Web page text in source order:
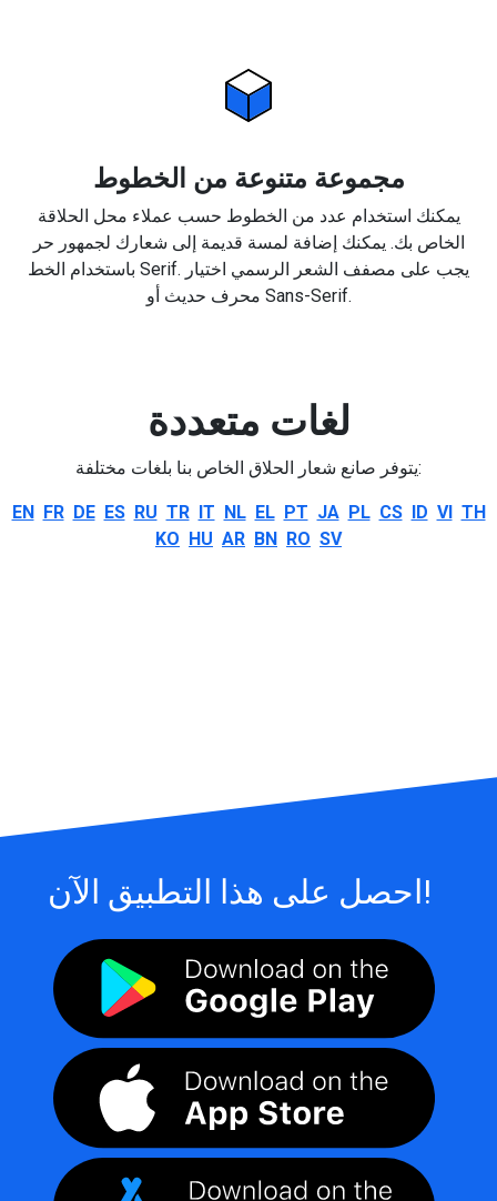
مجموعة متنوعة من الخطوط
يمكنك استخدام عدد من الخطوط حسب عملاء محل الحلاقة
الخاص بك. يمكنك إضافة لمسة قديمة إلى شعارك لجمهور حر
باستخدام الخط Serif. يجب على مصفف الشعر الرسمي اختيار
محرف حديث أو Sans-Serif.
لغات متعددة
يتوفر صانع شعار الحلاق الخاص بنا بلغات مختلفة:
EN FR DE ES RU TR IT NL EL PT JA PL CS ID VI TH
KO HU AR BN RO SV
احصل على هذا التطبيق الآن!